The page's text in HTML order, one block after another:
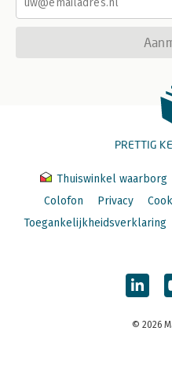
PRETTIG
Thuiswinkel waarborg
Colofon
Privacy
Toegankelijkheidsverklaring
© 2026